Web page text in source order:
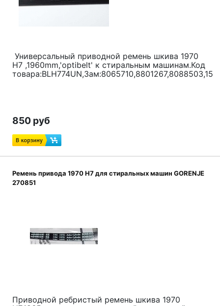
Универсальный приводной ремень шкива 1970
H7 ,1960mm,'optibelt' к стиральным машинам.Код
850 руб
Ремень привода 1970 H7 для стиральных машин GORENJE
270851
Приводной ребристый ремень шкива 1970